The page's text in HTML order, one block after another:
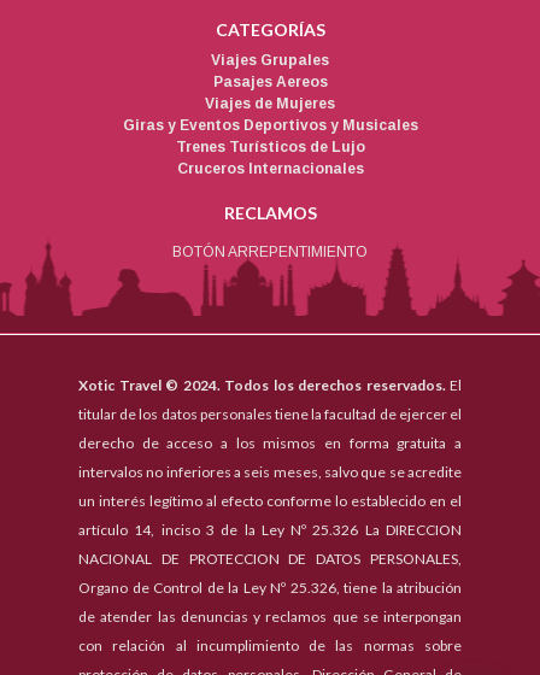
CATEGORÍAS
Viajes Grupales
Pasajes Aereos
Viajes de Mujeres
Giras y Eventos Deportivos y Musicales
Trenes Turísticos de Lujo
Cruceros Internacionales
RECLAMOS
BOTÓN ARREPENTIMIENTO
Xotic Travel © 2024. Todos los derechos reservados.El
titular de los datos personales tiene la facultad de ejercer el
derecho de acceso a los mismos en forma gratuita a
intervalos no inferiores a seis meses, salvo que se acredite
un interés legítimo al efecto conforme lo establecido en el
artículo 14, inciso 3 de la Ley Nº 25.326 La DIRECCION
NACIONAL DE PROTECCION DE DATOS PERSONALES,
Organo de Control de la Ley Nº 25.326, tiene la atribución
de atender las denuncias y reclamos que se interpongan
con relación al incumplimiento de las normas sobre